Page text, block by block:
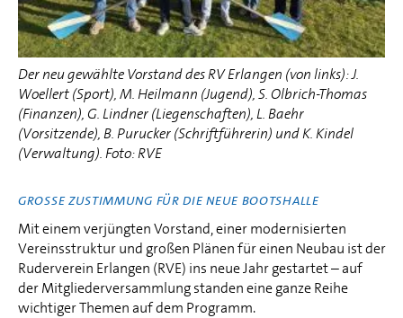
Der neu gewählte Vorstand des RV Erlangen (von links): J.
Woellert (Sport), M. Heilmann (Jugend), S. Olbrich-Thomas
(Finanzen), G. Lindner (Liegenschaften), L. Baehr
(Vorsitzende), B. Purucker (Schriftführerin) und K. Kindel
(Verwaltung). Foto: RVE
GROSSE ZUSTIMMUNG FÜR DIE NEUE BOOTSHALLE
Mit einem verjüngten Vorstand, einer modernisierten
Vereinsstruktur und großen Plänen für einen Neubau ist der
Ruderverein Erlangen (RVE) ins neue Jahr gestartet – auf
der Mitgliederversammlung standen eine ganze Reihe
wichtiger Themen auf dem Programm.